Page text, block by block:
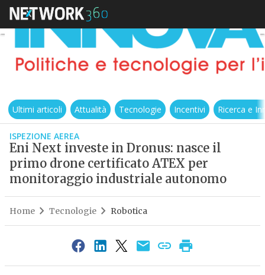
Ultimi articoli Attualità Tecnologie Incentivi Ricerca e
ISPEZIONE AEREA
Eni Next investe in Dronus: nasce il
primo drone certificato ATEX per
monitoraggio industriale autonomo
Home Tecnologie Robotica